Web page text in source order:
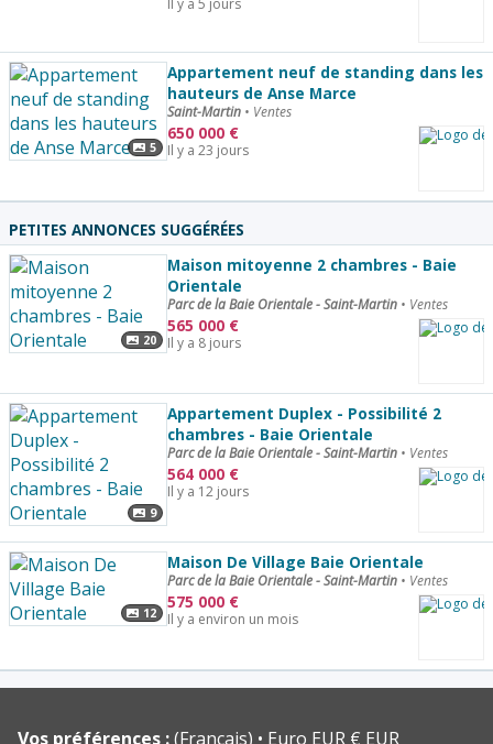
5
Appartement neuf de standing dans les
hauteurs de Anse Marce
Saint-Martin • Ventes
650 000 €
Il y a 23 jours
PETITES ANNONCES SUGGÉRÉES
20
Maison mitoyenne 2 chambres - Baie
Orientale
Parc de la Baie Orientale - Saint-Martin • Ventes
565 000 €
Il y a 8 jours
9
Appartement Duplex - Possibilité 2
chambres - Baie Orientale
Parc de la Baie Orientale - Saint-Martin • Ventes
564 000 €
Il y a 12 jours
12
Maison De Village Baie Orientale
Parc de la Baie Orientale - Saint-Martin • Ventes
575 000 €
Il y a environ un mois
Vos préférences :(Français)
Euro EUR € EUR